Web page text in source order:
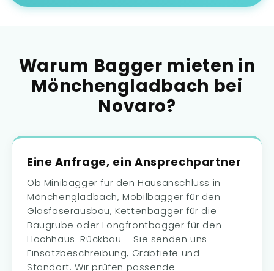
Warum Bagger mieten in
Mönchengladbach bei
Novaro?
Eine Anfrage, ein Ansprechpartner
Ob Minibagger für den Hausanschluss in
Mönchengladbach, Mobilbagger für den
Glasfaserausbau, Kettenbagger für die
Baugrube oder Longfrontbagger für den
Hochhaus-Rückbau – Sie senden uns
Einsatzbeschreibung, Grabtiefe und
Standort. Wir prüfen passende